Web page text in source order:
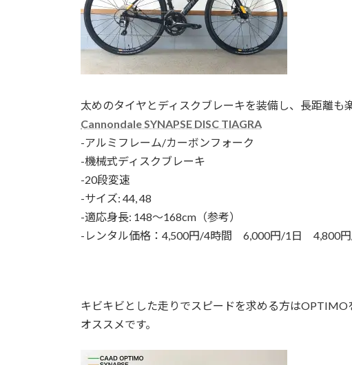
太めのタイヤとディスクブレーキを装備し、長距離も
Cannondale SYNAPSE DISC TIAGRA
-アルミフレーム/カーボンフォーク
-機械式ディスクブレーキ
-20段変速
-サイズ: 44, 48
-適応身長: 148〜168cm（参考）
-レンタル価格：4,500円/4時間 6,000円/1日 4,800円
キビキビとした走りでスピードを求める方はOPTIMO
オススメです。